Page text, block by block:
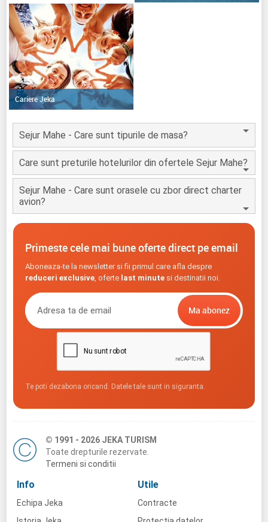
Cariere Jeka
Sejur Mahe - Care sunt tipurile de masa?
Care sunt preturile hotelurilor din ofertele Sejur Mahe?
Sejur Mahe - Care sunt orasele cu zbor direct charter
avion?
Primeste cele mai bune oferte direct pe email
Aboneaza-te la newsletter si fii primul care afla despre
reduceri exclusive, oferte last minutesi destinatii noi.
Te poti dezabona oricand. Datele tale sunt in siguranta.
© 1991 - 2026 JEKA TURISM
Toate drepturile rezervate.
Termeni si conditii
Info
Echipa Jeka
Utile
Contracte